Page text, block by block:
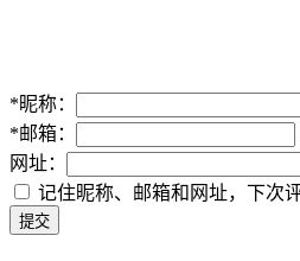
*昵称：
*邮箱：
网址：
记住昵称、邮箱和网址，下次
提交